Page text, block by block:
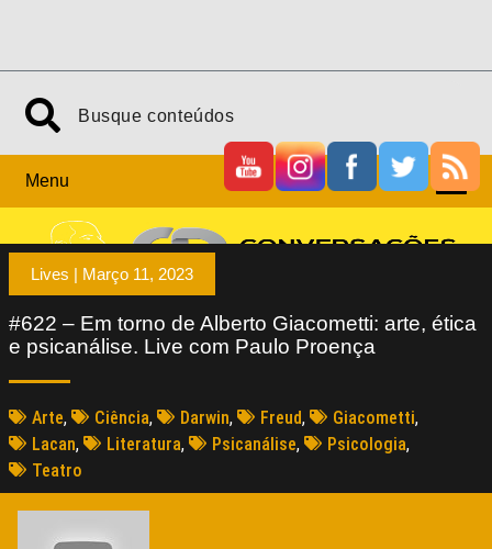
Menu
Lives | Março 11, 2023
#622 – Em torno de Alberto Giacometti: arte, ética
e psicanálise. Live com Paulo Proença
Arte, Ciência, Darwin, Freud, Giacometti,
Lacan, Literatura, Psicanálise, Psicologia,
Teatro